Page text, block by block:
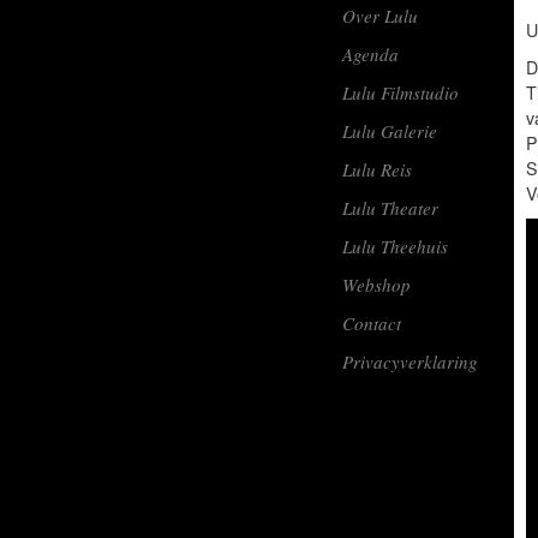
Over Lulu
Agenda
Lulu Filmstudio
Lulu Galerie
Lulu Reis
Lulu Theater
Lulu Theehuis
Webshop
Contact
Privacyverklaring